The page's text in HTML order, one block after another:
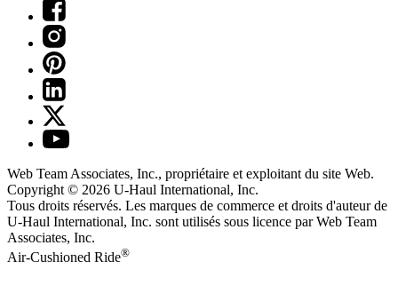
Web Team Associates, Inc., propriétaire et exploitant du site Web.
Copyright © 2026 U-Haul International, Inc.
Tous droits réservés. Les marques de commerce et droits d'auteur de
U-Haul International, Inc. sont utilisés sous licence par Web Team
Associates, Inc.
Air-Cushioned Ride®